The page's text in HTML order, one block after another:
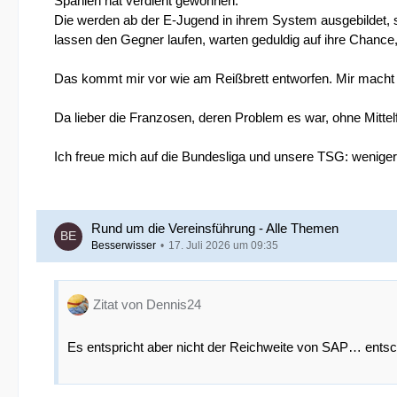
Die werden ab der E-Jugend in ihrem System
lassen den Gegner laufen, warten geduldig auf ihre
Das kommt mir vor wie am Reißbrett entworfen. Mir
Da lieber die Franzosen, deren Problem es war, ohne
Ich freue mich auf die Bundesliga und unsere TSG:
Rund um die Vereinsführung - Alle Themen
Besserwisser 17. Juli 2026 um 09:35
Zitat von Dennis24
Es entspricht aber nicht der Reichweite von SAP…